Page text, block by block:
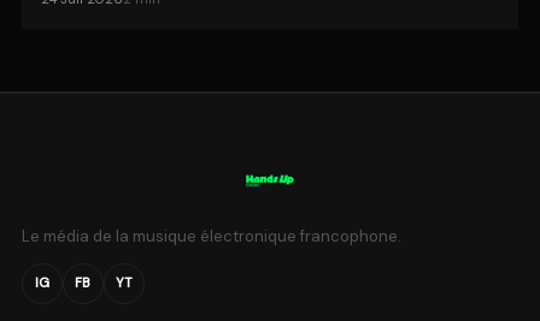
Le média de la musique électronique francophone.
IG FB YT